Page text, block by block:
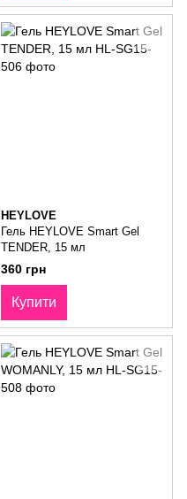
HEYLOVE
Гель HEYLOVE Smart Gel
TENDER, 15 мл
360 грн
Купити